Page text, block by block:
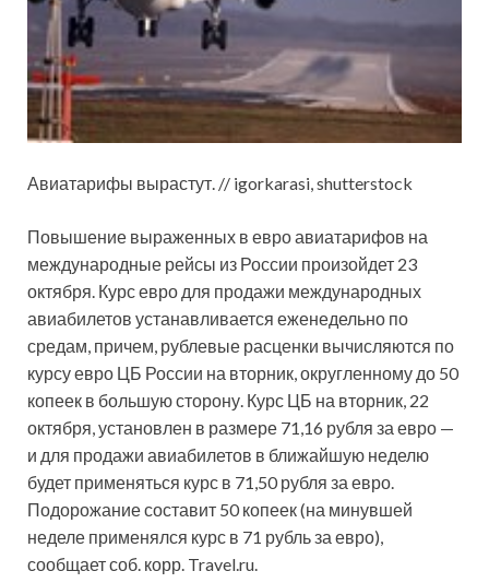
Авиатарифы вырастут. // igorkarasi, shutterstock
Повышение выраженных в евро авиатарифов на
международные рейсы из России произойдет 23
октября. Курс евро для продажи международных
авиабилетов устанавливается еженедельно по
средам, причем, рублевые расценки вычисляются по
курсу евро ЦБ России на вторник, округленному до 50
копеек в большую сторону. Курс ЦБ на вторник, 22
октября, установлен в размере 71,16 рубля за евро —
и для продажи авиабилетов в ближайшую неделю
будет применяться курс в 71,50 рубля за евро.
Подорожание составит 50 копеек (на минувшей
неделе применялся курс в 71 рубль за евро),
сообщает соб. корр. Travel.ru.